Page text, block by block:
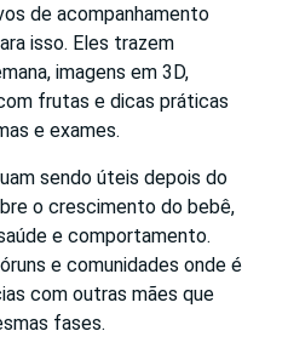
de acompanhamento
isso. Eles trazem
imagens em 3D,
frutas e dicas práticas
e exames.
sendo úteis depois do
o crescimento do bebê,
e comportamento.
e comunidades onde é
com outras mães que
fases.